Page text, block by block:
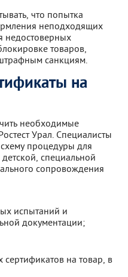
что попытка
неподходящих
недостоверных
товаров,
санкциям.
на
необходимые
Урал. Специалисты
процедуры для
специальной
сопровождения
испытаний и
документации;
на товар, в